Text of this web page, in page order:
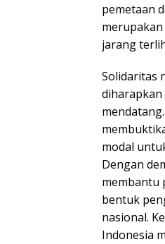
pemetaan
jarang
Solidaritas
diharapkan
modal
Dengan
membantu
bentuk
nasional.
Indonesia